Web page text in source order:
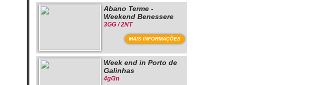
Abano Terme -
Weekend Benessere
3GG / 2NT
MAIS INFORMAÇÕES
Week end in Porto de
Galinhas
4g/3n